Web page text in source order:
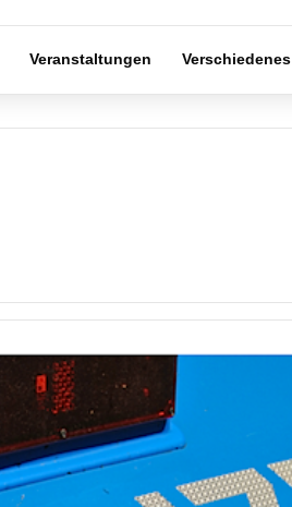
Veranstaltungen Verschiedenes